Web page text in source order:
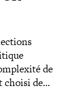
de
choisi de…